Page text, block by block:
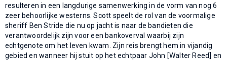
resulteren in een langdurige samenwerking in de vorm van nog 6
zeer behoorlijke westerns. Scott speelt de rol van de voormalige
sheriff Ben Stride die nu op jacht is naar de bandieten die
verantwoordelijk zijn voor een bankoverval waarbij zijn
echtgenote om het leven kwam. Zijn reis brengt hem in vijandig
gebied en wanneer hij stuit op het echtpaar John [Walter Reed] en